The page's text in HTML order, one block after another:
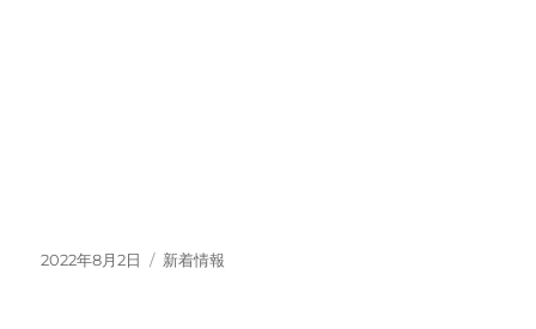
投
2022年8月2日
カ
新着情報